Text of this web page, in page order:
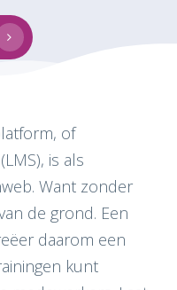
of
is als
Want zonder
de grond. Een
daarom een
kunt